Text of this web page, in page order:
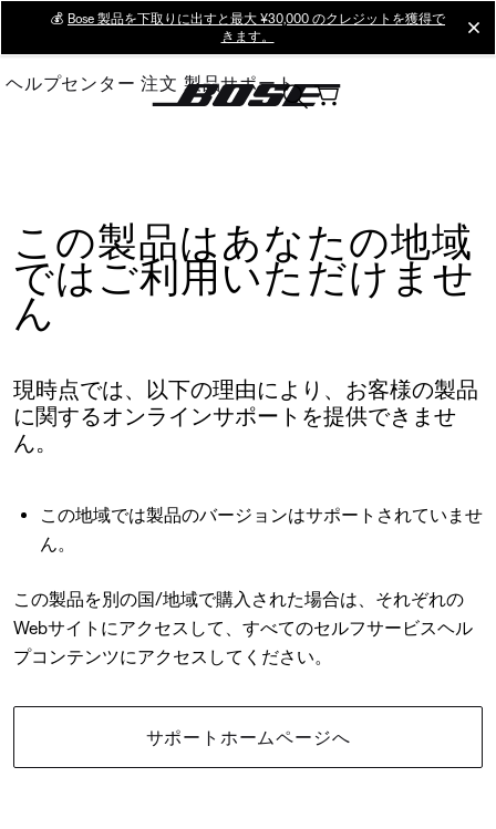
Main
💰 Bose 製品を下取りに出すと最大 ¥30,000 のクレジットを獲得で
きます。
ヘルプセンター 注文 製品サポート
この製品はあなたの地域
ではご利用いただけませ
ん
現時点では、以下の理由により、お客様の製品
に関するオンラインサポートを提供できませ
ん。
この地域では製品のバージョンはサポートされていませ
ん。
この製品を別の国/地域で購入された場合は、それぞれの
Webサイトにアクセスして、すべてのセルフサービスヘル
プコンテンツにアクセスしてください。
サポートホームページへ